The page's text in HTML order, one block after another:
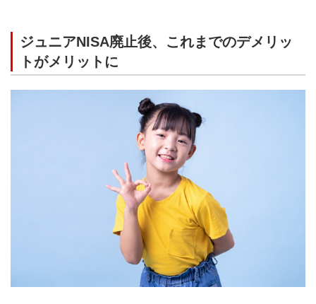
ジュニアNISA廃止後、これまでのデメリッ
トがメリットに